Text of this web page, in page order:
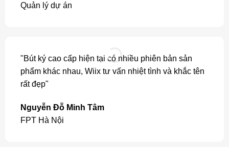
Quản lý dự án
"Bút ký cao cấp hiện tại có nhiều phiên bản sản
phẩm khác nhau, Wiix tư vấn nhiệt tình và khắc tên
rất đẹp"
Nguyễn Đỗ Minh Tâm
FPT Hà Nội